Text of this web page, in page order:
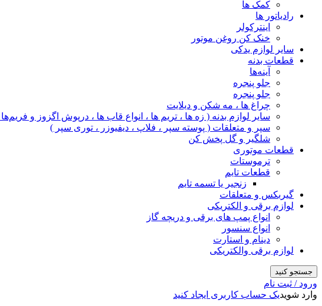
کمک ها
رادیاتور ها
اینترکولر
خنک کن روغن موتور
سایر لوازم یدکی
قطعات بدنه
آینه‌ها
جلو پنجره
جلو پنجره
چراغ‌ ها ، مه‌ شکن و دیلایت
سایر لوازم بدنه ( زه ها ، تریم ها ، انواع قاب ها ، درپوش اگزوز و
سپر و متعلقات ( پوسته سپر ، فلاپ ، دیفیوزر ، توری سپر )
شلگیر و گل‌ پخش‌ کن
قطعات موتوری
ترموستات
قطعات تایم
زنجیر یا تسمه تایم
گیربکس و متعلقات
لوازم برقی و الکتریکی
انواع پمپ های برقی و دریچه گاز
انواع سنسور
دینام و استارت
لوازم برقی والکتریکی
جستجو کنید
ورود / ثبت نام
وارد شویدیک حساب کاربری ایجاد کنید